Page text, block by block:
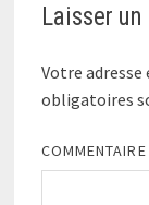
Laisser
Votre adresse
obligatoires
COMMENTAIRE